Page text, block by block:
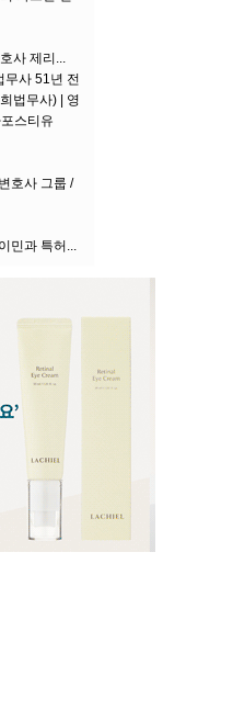
사 제리...
무사 51년 전
법무사) | 영
스티유
호사 그룹 /
민과 특허...